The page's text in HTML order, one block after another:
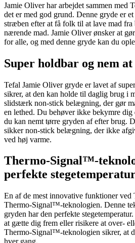
Jamie Oliver har arbejdet sammen med
det er med god grund. Denne gryde er
stræben efter at få folk til at lave mad
nærende mad. Jamie Oliver ønsker at
for alle, og med denne gryde kan du
Super holdbar og nem
Tefal Jamie Oliver gryde er lavet af
sikrer, at den kan holde til daglig brug i
slidstærk non-stick belægning, der gør
en lethed. Du behøver ikke bekymre
du kan nemt tørre gryden af efter brug.
sikker non-stick belægning, der ikke
ved høj varme.
Thermo-Signal™-
perfekte
En af de mest innovative funktioner ved
Thermo-Signal™-teknologien. Denne
gryden har den perfekte
at gætte dig frem eller risikere at over-
Thermo-Signal™-teknologien sikrer, at